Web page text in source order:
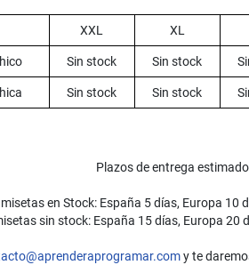
XXL XL
Sin stock Sin stock
Sin stock Sin stock
Plazos de entrega
en Stock: España 5 días, Europa 10
sin stock: España 15 días, Europa 20
y te